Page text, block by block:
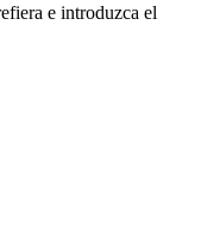
e introduzca el